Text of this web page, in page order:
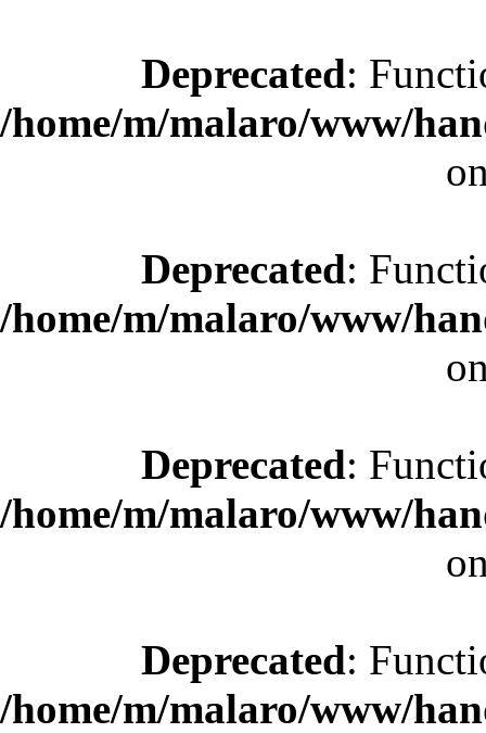
Deprecated:
/home/m/malaro/www/
Deprecated:
/home/m/malaro/www/
Deprecated:
/home/m/malaro/www/
Deprecated:
/home/m/malaro/www/